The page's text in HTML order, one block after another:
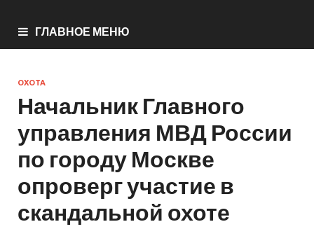
ГЛАВНОЕ МЕНЮ
ОХОТА
Начальник Главного
управления МВД России
по городу Москве
опроверг участие в
скандальной охоте